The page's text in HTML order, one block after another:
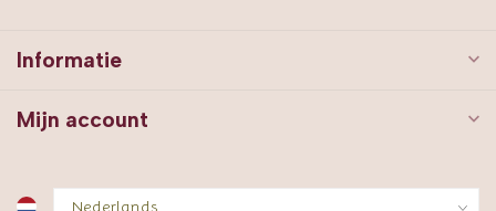
Informatie
Mijn account